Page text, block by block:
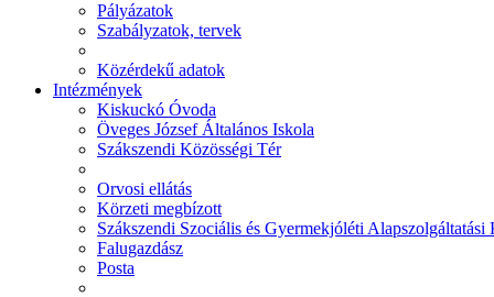
Pályázatok
Szabályzatok, tervek
Közérdekű adatok
Intézmények
Kiskuckó Óvoda
Öveges József Általános Iskola
Szákszendi Közösségi Tér
Orvosi ellátás
Körzeti megbízott
Szákszendi Szociális és Gyermekjóléti Alapszolgáltatási
Falugazdász
Posta